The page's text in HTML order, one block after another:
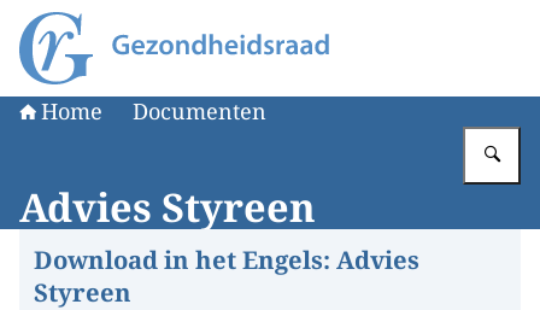
Naar de homepage van Gezondheidsraad
Home Documenten
Advies Styreen
Download in het Engels: Advies
Styreen